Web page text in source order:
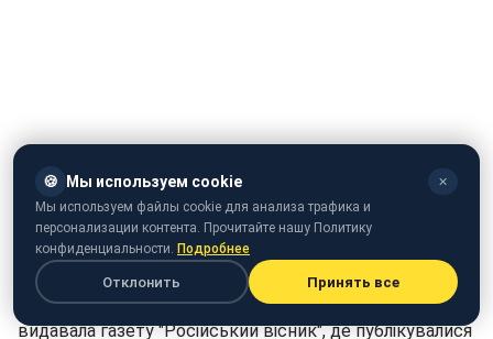
У Львові організація Російський культурний центр
видавала газету "Російський вісник", де публікувалися
🍪 Мы используем cookie ✕
Мы используем файлы cookie для анализа трафика и
персонализации контента. Прочитайте нашу Политику
конфиденциальности. Подробнее
Отклонить Принять все